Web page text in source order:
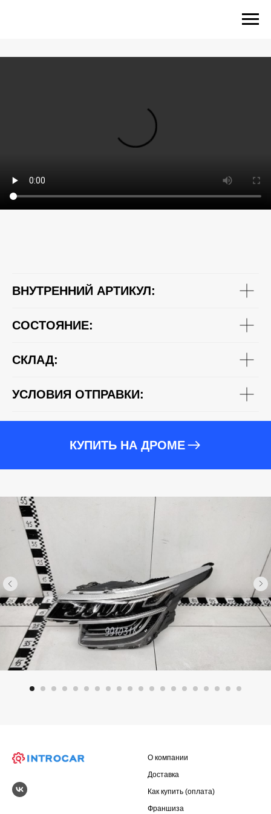
ВНУТРЕННИЙ АРТИКУЛ:
СОСТОЯНИЕ:
СКЛАД:
УСЛОВИЯ ОТПРАВКИ:
КУПИТЬ НА ДРОМЕ
О компании
Доставка
Как купить (оплата)
Франшиза